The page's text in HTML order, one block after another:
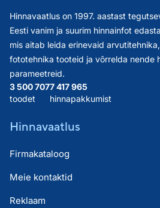
Hinnavaatlus on 1997. aastast
Eesti vanim ja suurim hinnainfot
mis aitab leida erinevaid
fototehnika tooteid ja võrrelda nende
parameetreid.
3 500 707
toodet
7 417 965
hinnapakkumist
Hinnavaatlus
Firmakataloog
Meie kontaktid
Reklaam